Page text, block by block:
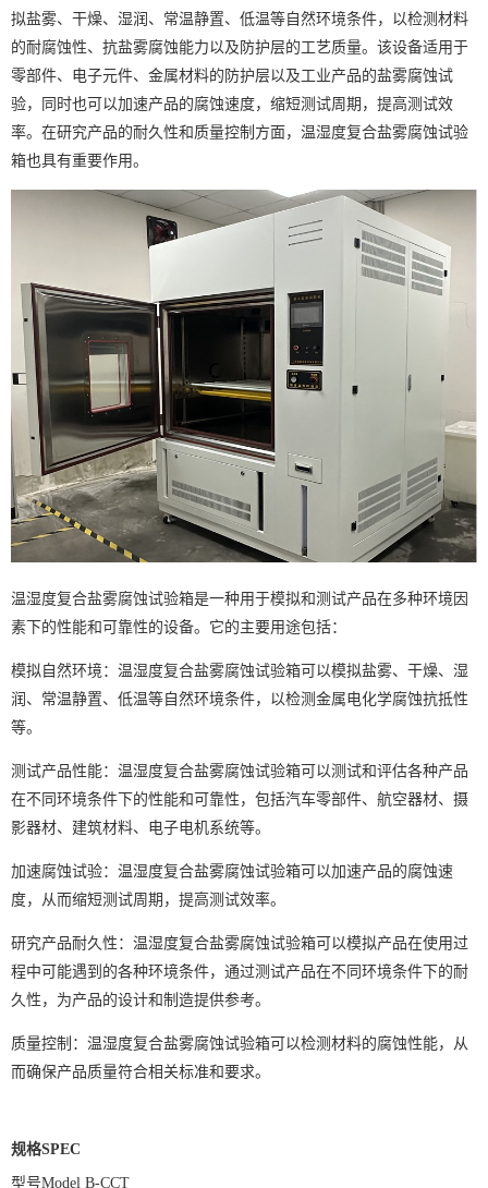
拟盐雾、干燥、湿润、常温静置、低温等自然环境条件，以检测材料
的耐腐蚀性、抗盐雾腐蚀能力以及防护层的工艺质量。该设备适用于
零部件、电子元件、金属材料的防护层以及工业产品的盐雾腐蚀试
验，同时也可以加速产品的腐蚀速度，缩短测试周期，提高测试效
率。在研究产品的耐久性和质量控制方面，温湿度复合盐雾腐蚀试验
箱也具有重要作用。
温湿度复合盐雾腐蚀试验箱是一种用于模拟和测试产品在多种环境因
素下的性能和可靠性的设备。它的主要用途包括：
模拟自然环境：温湿度复合盐雾腐蚀试验箱可以模拟盐雾、干燥、湿
润、常温静置、低温等自然环境条件，以检测金属电化学腐蚀抗抵性
等。
测试产品性能：温湿度复合盐雾腐蚀试验箱可以测试和评估各种产品
在不同环境条件下的性能和可靠性，包括汽车零部件、航空器材、摄
影器材、建筑材料、电子电机系统等。
加速腐蚀试验：温湿度复合盐雾腐蚀试验箱可以加速产品的腐蚀速
度，从而缩短测试周期，提高测试效率。
研究产品耐久性：温湿度复合盐雾腐蚀试验箱可以模拟产品在使用过
程中可能遇到的各种环境条件，通过测试产品在不同环境条件下的耐
久性，为产品的设计和制造提供参考。
质量控制：温湿度复合盐雾腐蚀试验箱可以检测材料的腐蚀性能，从
而确保产品质量符合相关标准和要求。
规格SPEC
型号Model B-CCT